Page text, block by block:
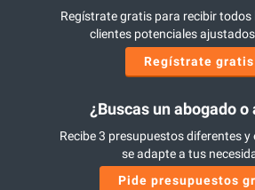
Regístrate gratis para recibir todos
clientes potenciales
Regístrate gratis
¿Buscas un abogado o
Recibe 3 presupuestos diferentes y
se adapte a tus
Pide presupuestos